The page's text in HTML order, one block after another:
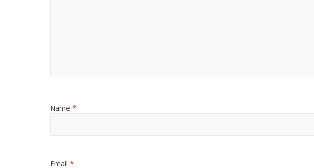
Name *
Email *